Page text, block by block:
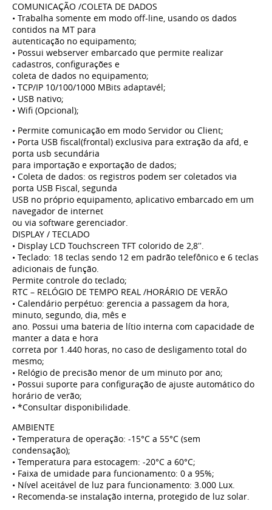
COMUNICAÇÃO /COLETA DE DADOS
• Trabalha somente em modo off-line, usando os dados
contidos na MT para
autenticação no equipamento;
• Possui webserver embarcado que permite realizar
cadastros, configurações e
coleta de dados no equipamento;
• TCP/IP 10/100/1000 MBits adaptavél;
• USB nativo;
• Wifi (Opcional);
• Permite comunicação em modo Servidor ou Client;
• Porta USB fiscal(frontal) exclusiva para extração da afd, e
porta usb secundária
para importação e exportação de dados;
• Coleta de dados: os registros podem ser coletados via
porta USB Fiscal, segunda
USB no próprio equipamento, aplicativo embarcado em um
navegador de internet
ou via software gerenciador.
DISPLAY / TECLADO
• Display LCD Touchscreen TFT colorido de 2,8′′.
• Teclado: 18 teclas sendo 12 em padrão telefônico e 6 teclas
adicionais de função.
Permite controle do teclado;
RTC – RELÓGIO DE TEMPO REAL /HORÁRIO DE VERÃO
• Calendário perpétuo: gerencia a passagem da hora,
minuto, segundo, dia, mês e
ano. Possui uma bateria de lítio interna com capacidade de
manter a data e hora
correta por 1.440 horas, no caso de desligamento total do
mesmo;
• Relógio de precisão menor de um minuto por ano;
• Possui suporte para configuração de ajuste automático do
horário de verão;
• *Consultar disponibilidade.
AMBIENTE
• Temperatura de operação: -15°C a 55°C (sem
condensação);
• Temperatura para estocagem: -20°C a 60°C;
• Faixa de umidade para funcionamento: 0 a 95%;
• Nível aceitável de luz para funcionamento: 3.000 Lux.
• Recomenda-se instalação interna, protegido de luz solar.